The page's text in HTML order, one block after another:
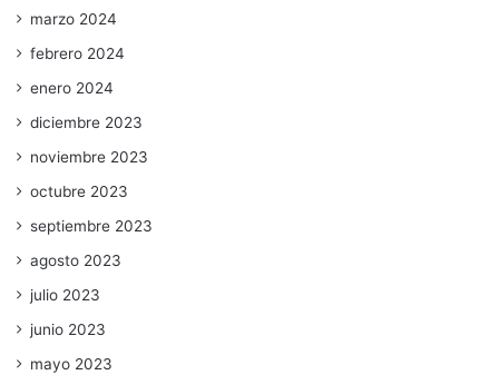
marzo 2024
febrero 2024
enero 2024
diciembre 2023
noviembre 2023
octubre 2023
septiembre 2023
agosto 2023
julio 2023
junio 2023
mayo 2023